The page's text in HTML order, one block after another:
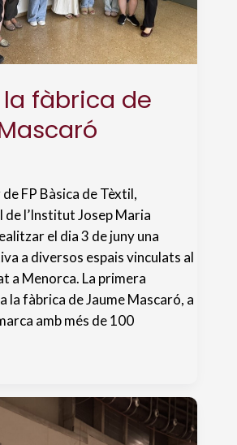
fàbrica de
de FP Bàsica de Tèxtil,
de l’Institut Josep Maria
el dia 3 de juny una
a diversos espais vinculats al
a Menorca. La primera
la fàbrica de Jaume Mascaró, a
amb més de 100